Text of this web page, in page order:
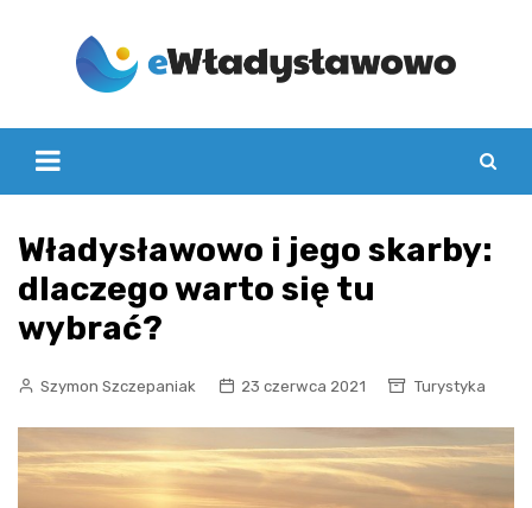
Władysławowo i jego skarby:
dlaczego warto się tu
wybrać?
Szymon Szczepaniak 23 czerwca 2021 Turystyka